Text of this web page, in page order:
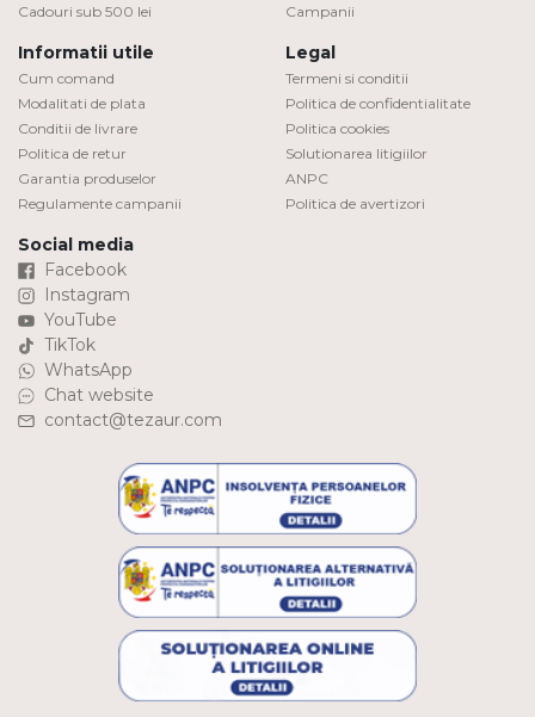
Cadouri sub 500 lei
Campanii
Informatii utile
Cum comand
Modalitati de plata
Conditii de livrare
Politica de retur
Garantia produselor
Regulamente campanii
Legal
Termeni si conditii
Politica de confidentialitate
Politica cookies
Solutionarea litigiilor
ANPC
Politica de avertizori
Social media
Facebook
Instagram
YouTube
TikTok
WhatsApp
Chat website
contact@tezaur.com